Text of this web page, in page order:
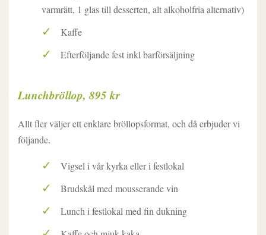
varmrätt, 1 glas till desserten, alt alkoholfria alternativ)
Kaffe
Efterföljande fest inkl barförsäljning
Lunchbröllop, 895 kr
Allt fler väljer ett enklare bröllopsformat, och då erbjuder vi
följande.
Vigsel i vår kyrka eller i festlokal
Brudskål med mousserande vin
Lunch i festlokal med fin dukning